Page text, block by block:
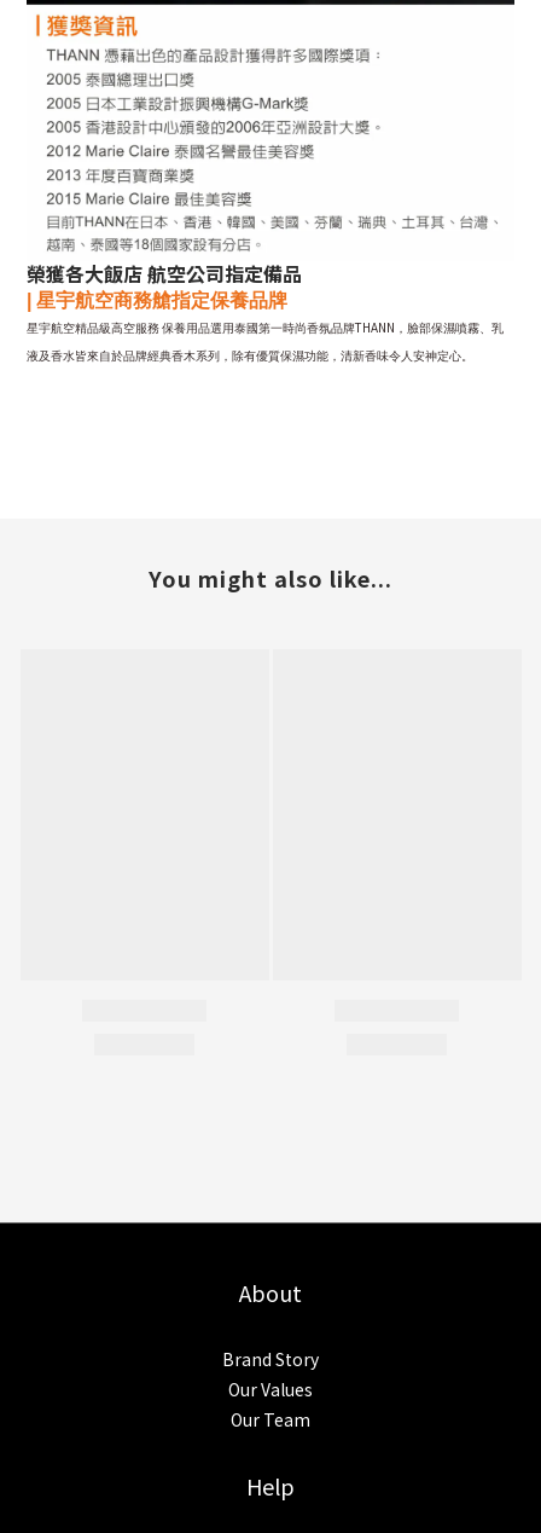
榮獲各大飯店 航空公司指定備品
星宇航空商務艙指定保養品牌
星宇航空精品級高空服務保養用品選用泰國第一時尚香氛品牌THANN ，臉部保濕噴霧、乳
液及香水皆來自於品牌經典香木系列，除有優質保濕功能，清新香味令人安神定心。
You might also like...
About
Brand Story
Our Values
Our Team
Help